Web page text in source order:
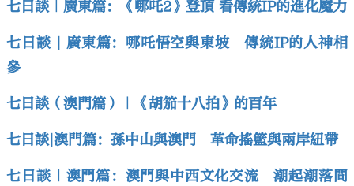
七日談｜廣東篇：《哪吒2》登頂 看傳統IP的進化魔力
七日談 | 廣東篇：哪吒悟空與東坡 傳統IP的人神相
參
七日談（澳門篇）｜《胡笳十八拍》的百年
七日談|澳門篇：孫中山與澳門 革命搖籃與兩岸紐帶
七日談｜澳門篇：澳門與中西文化交流 潮起潮落間